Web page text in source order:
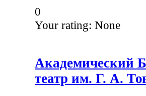
0
Your rating: None
Академический
театр им. Г. А.